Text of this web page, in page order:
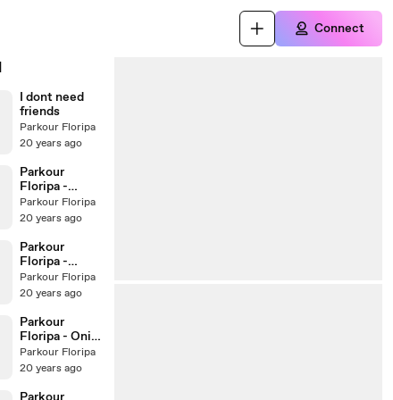
Connect
I dont need
friends
Parkour Floripa
20 years ago
Parkour
Floripa -
Esquilo
Joaquina
Parkour Floripa
20 years ago
Parkour
Floripa -
RodCam
Parkour Floripa
20 years ago
Parkour
Floripa - Onii
e Gelain
Parkour Floripa
20 years ago